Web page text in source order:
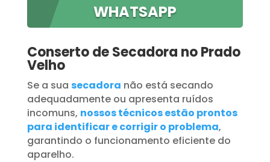
WHATSAPP
Conserto de Secadora no Prado
Velho
Se a sua secadora não está secando
adequadamente ou apresenta ruídos
incomuns, nossos técnicos estão prontos
para identificar e corrigir o problema,
garantindo o funcionamento eficiente do
aparelho.